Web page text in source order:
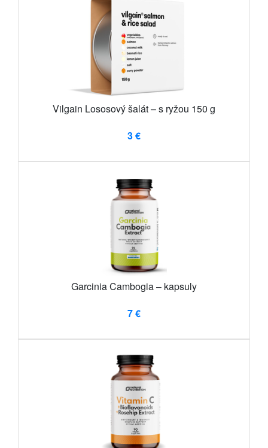
Vilgain Lososový šalát – s ryžou 150 g
3 €
Garcinia Cambogia – kapsuly
7 €